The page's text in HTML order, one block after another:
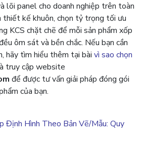
lõi panel cho doanh nghiệp trên toàn
thiết kế khuôn, chọn tỷ trọng tối ưu
KCS chặt chẽ để mỗi sản phẩm xốp
ôm sát và bền chắc. Nếu bạn cần
hãy tìm hiểu thêm tại bài vì sao chọn
truy cập website
để được tư vấn giải pháp đóng gói
của bạn.
Định Hình Theo Bản Vẽ/Mẫu: Quy